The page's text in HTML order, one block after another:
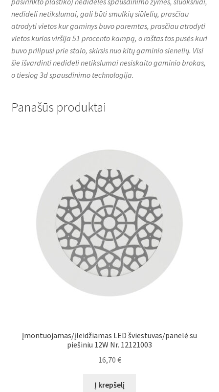
nedideli netikslumai, gali būti smulkių siūlelių, prasčiau
atrodyti vietos kur gaminys buvo paremtas, prasčiau atrodyti
vietos kurios viršija 51 procento kampą, o raštas tos pusės kuri
buvo prilipusi prie stalo, skirsis nuo kitų gaminio sienelių. Visi
šie išvardinti nedideli netikslumai nesiskaito gaminio brokas,
o tiesiog 3d spausdinimo technologija.
Panašūs produktai
Įmontuojamas/įleidžiamas LED šviestuvas/panelė su
piešiniu 12W Nr. 12121003
16,70 €
Į krepšelį